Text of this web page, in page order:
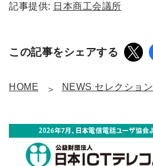
記事提供: 日本商工会議所
この記事をシェアする
HOME NEWS セレクション